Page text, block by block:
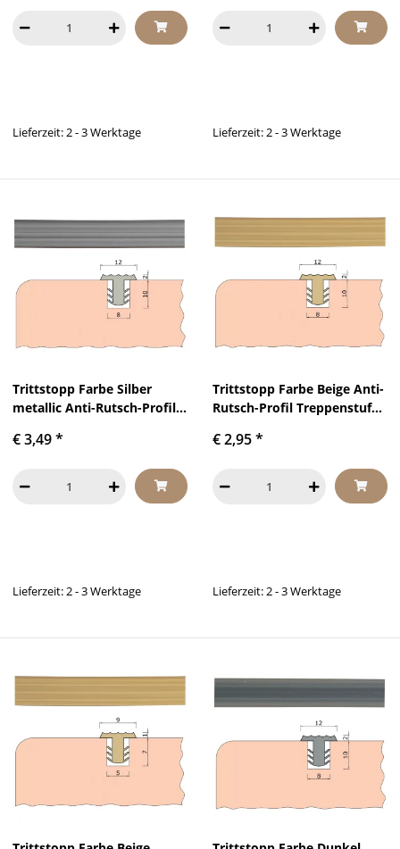
Lieferzeit: 2 - 3 Werktage Lieferzeit: 2 - 3 Werktage
Trittstopp Farbe Silber
metallic Anti-Rutsch-Profil
und Rutschgummi
€ 3,49*
Lieferzeit: 2 - 3 Werktage
Trittstopp Farbe Beige Anti-
Rutsch-Profil Treppenstufen
Rutschgummi
€ 2,95*
Lieferzeit: 2 - 3 Werktage